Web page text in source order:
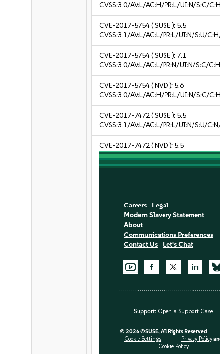
CVSS:3.0/AV:L/AC:H/PR:L/UI:N/S:C/
CVE-2017-5754( SUSE ): 5.5
CVSS:3.1/AV:L/AC:L/PR:L/UI:N/S:U/
CVE-2017-5754( SUSE ): 7.1
CVSS:3.0/AV:L/AC:L/PR:N/UI:N/S:C/
CVE-2017-5754( NVD ): 5.6
CVSS:3.0/AV:L/AC:H/PR:L/UI:N/S:C/
CVE-2017-7472( SUSE ): 5.5
CVSS:3.1/AV:L/AC:L/PR:L/UI:N/S:U/
CVE-2017-7472( NVD ): 5.5
Careers
Legal
Modern Slavery Statement
About
Communications Preferences
Contact Us
Let's Chat
Support: Open a Support Case
©2026 ©SUSE, All Rights Reserved
Cookie Settings
Privacy Policy
Cookie Policy